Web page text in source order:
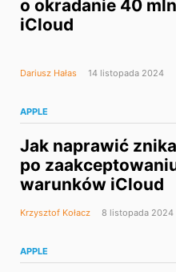
o okradanie 40
iCloud
Dariusz Hałas 14 listopada 2024
APPLE
Jak naprawić
po
warunków iCloud
Krzysztof Kołacz 8 listopada 2024
APPLE